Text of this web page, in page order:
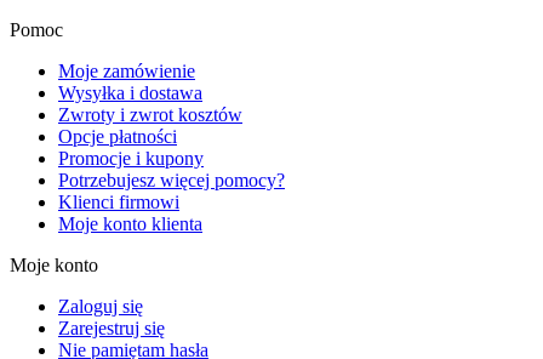
Pomoc
Moje zamówienie
Wysyłka i dostawa
Zwroty i zwrot kosztów
Opcje płatności
Promocje i kupony
Potrzebujesz więcej pomocy?
Klienci firmowi
Moje konto klienta
Moje konto
Zaloguj się
Zarejestruj się
Nie pamiętam hasła